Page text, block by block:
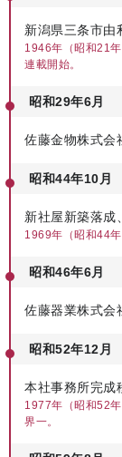
新潟県三条市由
1946年（昭和21
連載開始。
昭和29年6月
佐藤金物株式会
昭和44年10月
新社屋新築落成
1969年（昭和44
昭和46年6月
佐藤器業株式会
昭和52年12月
本社事務所完成
1977年（昭和52
界一。